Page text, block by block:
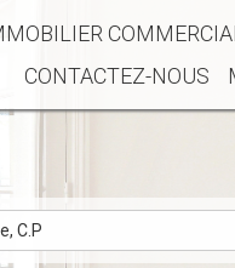
COMMERCIAL
CONTACTEZ-NOUS
C.P